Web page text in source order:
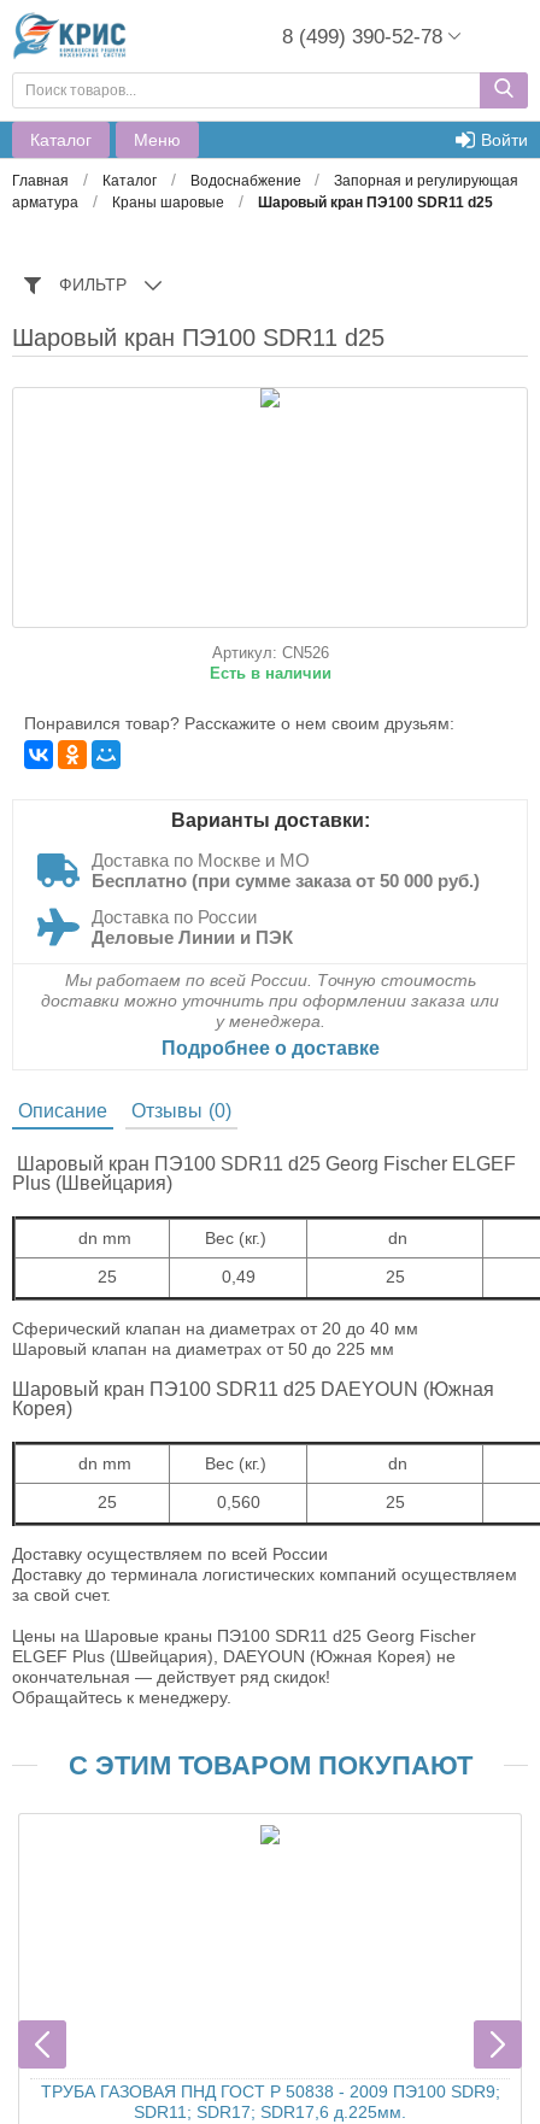
8 (499) 390-52-78
Каталог Меню Войти
Главная / Каталог / Водоснабжение /
Запорная и регулирующая
арматура
/ Краны шаровые / Шаровый кран ПЭ100 SDR11 d25
ФИЛЬТР
Шаровый кран ПЭ100 SDR11 d25
Артикул: CN526
Есть в наличии
Понравился товар? Расскажите о нем своим друзьям:
Варианты доставки:
Доставка по Москве и МО
Бесплатно (при сумме заказа от 50 000 руб.)
Доставка по России
Деловые Линии и ПЭК
Мы работаем по всей России. Точную стоимость
доставки можно уточнить при оформлении заказа или
у менеджера.
Подробнее о доставке
Описание Отзывы (0)
Шаровый кран ПЭ100 SDR11 d25 Georg Fischer ELGEF
Plus (Швейцария)
dn mm Вес (кг.) dn
25
0,49 25
Сферический клапан на диаметрах от 20 до 40 мм
Шаровый клапан на диаметрах от 50 до 225 мм
Шаровый кран ПЭ100 SDR11 d25 DAEYOUN (Южная
Корея)
dn mm Вес (кг.) dn
25
0,560 25
Доставку осуществляем по всей России
Доставку до терминала логистических компаний осуществляем
за свой счет.
Цены на Шаровые краны ПЭ100 SDR11 d25 Georg Fischer
ELGEF Plus (Швейцария), DAEYOUN (Южная Корея) не
окончательная — действует ряд скидок!
Обращайтесь к менеджеру.
С ЭТИМ ТОВАРОМ ПОКУПАЮТ
ТРУБА ГАЗОВАЯ ПНД ГОСТ Р 50838 - 2009 ПЭ100 SDR9;
SDR11; SDR17; SDR17,6 д.225мм.